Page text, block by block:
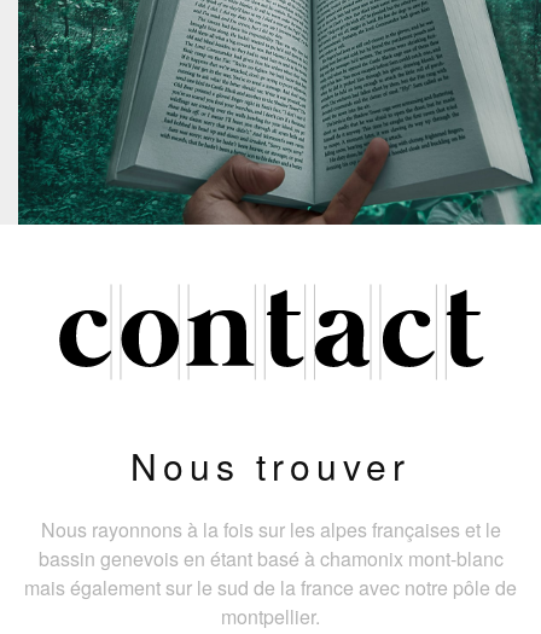
Nous trouver
Nous rayonnons à la fois sur les alpes françaises et le
bassin genevois en étant basé à chamonix mont-blanc
mais également sur le sud de la france avec notre pôle de
montpellier.